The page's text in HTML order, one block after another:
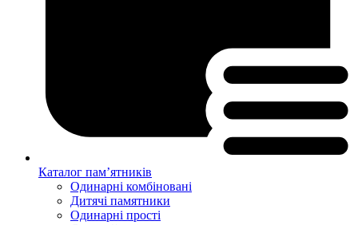
Каталог пам’ятників
Одинарні комбіновані
Дитячі памятники
Одинарні прості